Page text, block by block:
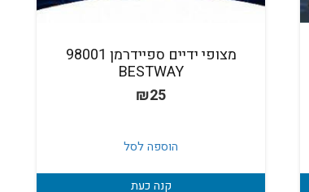
מצופי ידיים ספיידרמן 98001
BESTWAY
₪25
הוספה לסל
קנה כעת